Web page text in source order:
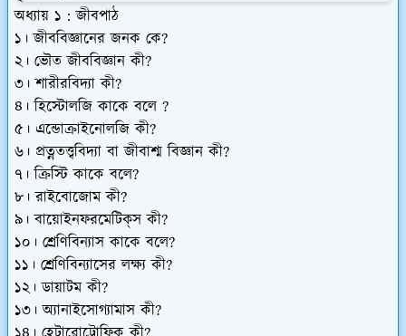
অধ্যায় ১ : জীবপাঠ
১। জীববিজ্ঞানের জনক কে?
২। ভৌত জীববিজ্ঞান কী?
৩। শারীরবিদ্যা কী?
৪। হিস্টোলজি কাকে বলে ?
৫। এন্ডোক্রাইনোলজি কী?
৬। প্রত্নতত্ত্ববিদ্যা বা জীবাশ্ম বিজ্ঞান কী?
৭। ক্রিস্টি কাকে বলে?
৮। রাইবোজোম কী?
৯। বায়োইনফরমেটিক্‌স কী?
১০। শ্রেণিবিন্যাস কাকে বলে?
১১। শ্রেণিবিন্যাসের লক্ষ্য কী?
১২। ডায়াটম কী?
১৩। অ্যানাইসোগ্যামাস কী?